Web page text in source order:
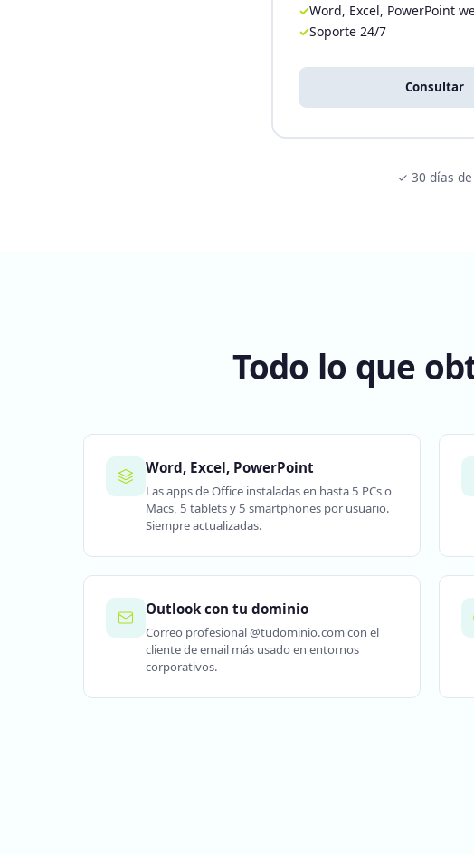
Word, Excel, PowerPoint
Soporte 24/7
Consultar
✓ 30 días
Todo lo que
Word, Excel, PowerPoint
Las apps de Office instaladas en hasta 5 PCs o
Macs, 5 tablets y 5 smartphones por usuario.
Siempre actualizadas.
Outlook con tu dominio
Correo profesional @tudominio.com con el
cliente de email más usado en entornos
corporativos.